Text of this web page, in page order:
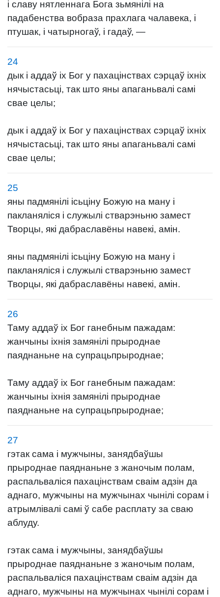
і славу нятленнага Бога зьмянілі на
падабенства вобраза прахлага чалавека, і
птушак, і чатырногаў, і гадаў, —
24
дык і аддаў іх Бог у пахацінствах сэрцаў іхніх
нячыстасьці, так што яны апаганьвалі самі
свае целы;
дык і аддаў іх Бог у пахацінствах сэрцаў іхніх
нячыстасьці, так што яны апаганьвалі самі
свае целы;
25
яны падмянілі ісьціну Божую на ману і
пакланяліся і служылі стварэньню замест
Творцы, які дабраславёны навекі, амін.
яны падмянілі ісьціну Божую на ману і
пакланяліся і служылі стварэньню замест
Творцы, які дабраславёны навекі, амін.
26
Таму аддаў іх Бог ганебным пажадам:
жанчыны іхнія замянілі прыроднае
паяднаньне на супрацьпрыроднае;
Таму аддаў іх Бог ганебным пажадам:
жанчыны іхнія замянілі прыроднае
паяднаньне на супрацьпрыроднае;
27
гэтак сама і мужчыны, занядбаўшы
прыроднае паяднаньне з жаночым полам,
распальваліся пахацінствам сваім адзін да
аднаго, мужчыны на мужчынах чынілі сорам і
атрымлівалі самі ў сабе расплату за сваю
аблуду.
гэтак сама і мужчыны, занядбаўшы
прыроднае паяднаньне з жаночым полам,
распальваліся пахацінствам сваім адзін да
аднаго, мужчыны на мужчынах чынілі сорам і